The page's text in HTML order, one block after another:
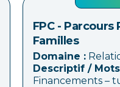
FPC - Parcours
Familles
Domaine :
Descriptif /
Financements –